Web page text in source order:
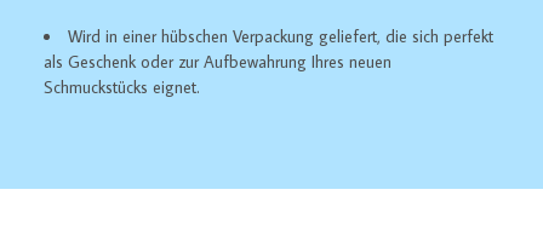
Wird in einer hübschen Verpackung geliefert, die sich perfekt
als Geschenk oder zur Aufbewahrung Ihres neuen
Schmuckstücks eignet.